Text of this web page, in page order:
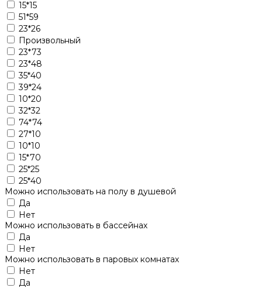
15*15
51*59
23*26
Произвольный
23*73
23*48
35*40
39*24
10*20
32*32
74*74
27*10
10*10
15*70
25*25
25*40
Можно использовать на полу в душевой
Да
Нет
Можно использовать в бассейнах
Да
Нет
Можно использовать в паровых комнатах
Нет
Да